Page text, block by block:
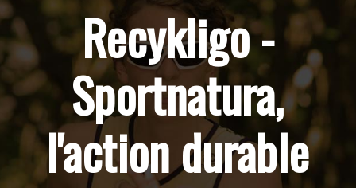
Recykligo -
Sportnatura,
l'action durable